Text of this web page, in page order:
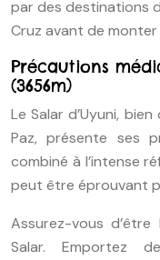
par des destinations
Cruz avant de monter
Précautions
(3656m)
Le Salar d’Uyuni,
Paz, présente ses
combiné à l’intense
peut être éprouvant
Assurez-vous
Salar. Emportez